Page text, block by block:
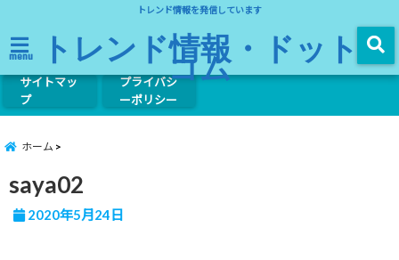
トレンド情報を発信しています
menu トレンド情報・ドット
コム
サイトマッ
プ
プライバシ
ーポリシー
ホーム
saya02
2020年5月24日